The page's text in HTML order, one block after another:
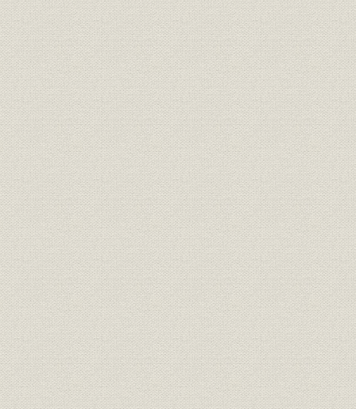
社屋案内図
よき時代のよき先輩たち スポーツ紙の原型はここから......(座談会)
第3章 西の拠点、大阪の熱気 ハイライト(平成3~4年)
第4章 制作革命「ホームラン」 ハイライト(平成3~4年)
第5章 木版手刷りの創刊号 ハイライト(明治5~18年)
第6章 政論新聞から報道新聞へ ハイライト(明治19~29年)
第7章 大衆紙路線の展開 ハイライト(明治30~45年)
第8章 社運隆盛、東洋一を誇る ハイライト(大正2~15年)
第9章 激動昭和、運命の新聞統合 ハイライト(昭和2~17年)
第10章 廃虚に甦る「夕刊報知」 ハイライト(昭和21~24年)
第11章 朝刊スポーツ紙へ転換 ハイライト(昭和25~39年)
第12章 試練を超えて百万部 ハイライト(昭和40~49年)
第13章 足固めの平河町時代 ハイライト(昭和50~64年)